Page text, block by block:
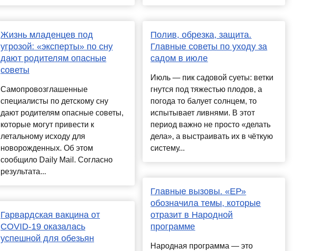
Жизнь младенцев под
угрозой: «эксперты» по сну
дают родителям опасные
советы
Самопровозглашенные
специалисты по детскому сну
дают родителям опасные советы,
которые могут привести к
летальному исходу для
новорожденных. Об этом
сообщило Daily Mail. Согласно
результата...
Гарвардская вакцина от
COVID-19 оказалась
успешной для обезьян
Полив, обрезка, защита.
Главные советы по уходу за
садом в июле
Июль — пик садовой суеты: ветки
гнутся под тяжестью плодов, а
погода то балует солнцем, то
испытывает ливнями. В этот
период важно не просто «делать
дела», а выстраивать их в чёткую
систему...
Главные вызовы. «ЕР»
обозначила темы, которые
отразит в Народной
программе
Народная программа — это